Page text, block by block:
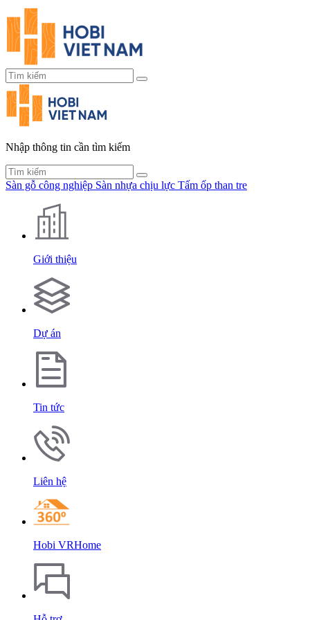
Nhập thông tin cần tìm kiếm
Sàn gỗ công nghiệp Sàn nhựa chịu lực Tấm ốp than tre
Giới thiệu
Dự án
Tin tức
Liên hệ
Hobi VRHome